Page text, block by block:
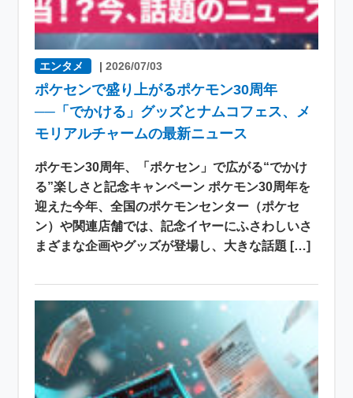
エンタメ |2026/07/03
ポケセンで盛り上がるポケモン30周年
──「でかける」グッズとナムコフェス、メ
モリアルチャームの最新ニュース
ポケモン30周年、「ポケセン」で広がる“でかけ
る”楽しさと記念キャンペーン ポケモン30周年を
迎えた今年、全国のポケモンセンター（ポケセ
ン）や関連店舗では、記念イヤーにふさわしいさ
まざまな企画やグッズが登場し、大きな話題 […]